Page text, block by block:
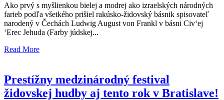
Ako prvý s myšlienkou bielej a modrej ako izraelských národných
farieb podľa všetkého prišiel rakúsko-židovský básnik spisovateľ
narodený v Čechách Ludwig August von Frankl v básni Civ‘ej
‘Erec Jehuda (Farby júdskej...
Read More
Prestížny medzinárodný festival
židovskej hudby aj tento rok v Bratislave!